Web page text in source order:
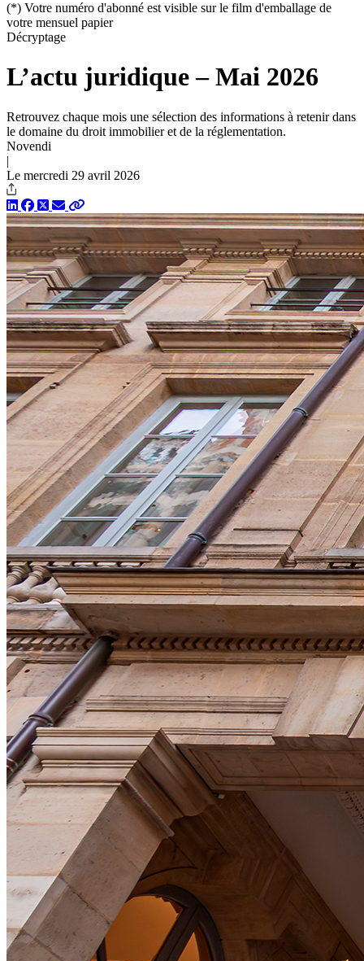
(*) Votre numéro d'abonné est visible sur le film d'emballage de
votre mensuel papier
Décryptage
L’actu juridique – Mai 2026
Retrouvez chaque mois une sélection des informations à retenir dans
le domaine du droit immobilier et de la réglementation.
Novendi
|
Le mercredi 29 avril 2026